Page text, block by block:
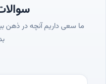
ما سعی داریم آنچه در ذهن